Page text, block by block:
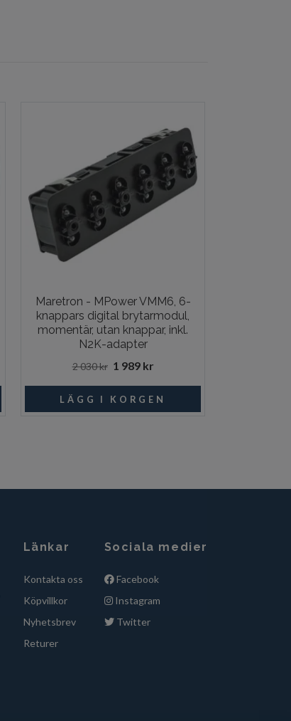
Maretron - MPower VMM6, 6-
knappars digital brytarmodul,
momentär, utan knappar, inkl.
N2K-adapter
2 030 kr 1 989 kr
Länkar
Kontakta oss
Köpvillkor
Nyhetsbrev
Returer
Sociala medier
Facebook
Instagram
Twitter